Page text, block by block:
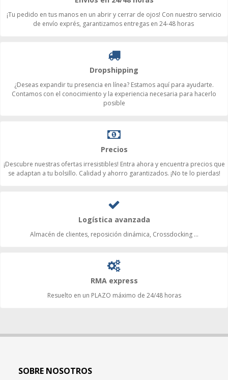
¡Tu pedido en tus manos en un abrir y cerrar de ojos! Con nuestro servicio
de envío exprés, garantizamos entregas en 24-48 horas
Dropshipping
¿Deseas expandir tu presencia en línea? Estamos aquí para ayudarte.
Contamos con el conocimiento y la experiencia necesaria para hacerlo
posible
Precios
¡Descubre nuestras ofertas irresistibles! Entra ahora y encuentra precios que
se adaptan a tu bolsillo. Calidad y ahorro garantizados. ¡No te lo pierdas!
Logística avanzada
Almacén de clientes, reposición dinámica, Crossdocking ...
RMA express
Resuelto en un PLAZO máximo de 24/48 horas
SOBRE NOSOTROS